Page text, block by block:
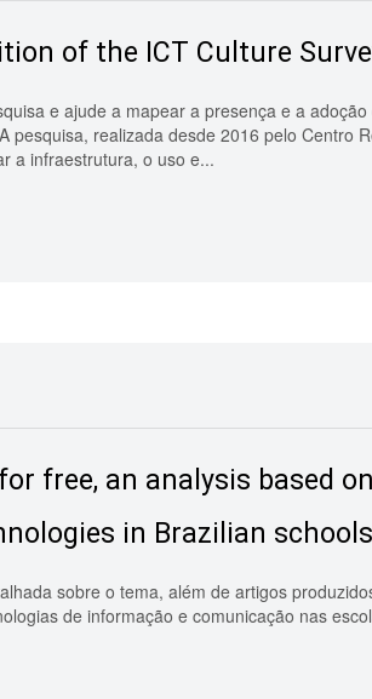
of the ICT Culture
e ajude a mapear a presença e a
pesquisa, realizada desde 2016 pelo Centro
a infraestrutura, o uso e...
free, an analysis based
in Brazilian schools
sobre o tema, além de artigos
de informação e comunicação nas